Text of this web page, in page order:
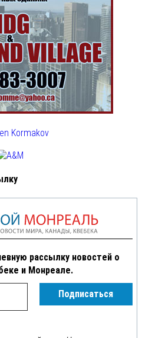
рассылку новостей о
и Монреале.